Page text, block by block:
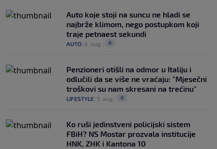
Auto koje stoji na suncu ne hladi se
najbrže klimom, nego postupkom koji
traje petnaest sekundi
AUTO 6. aug. 0
Penzioneri otišli na odmor u Italiju i
odlučili da se više ne vraćaju: "Mjesečni
troškovi su nam skresani na trećinu"
LIFESTYLE 5. aug. 0
Ko ruši jedinstveni policijski sistem
FBiH? NS Mostar prozvala institucije
HNK, ZHK i Kantona 10